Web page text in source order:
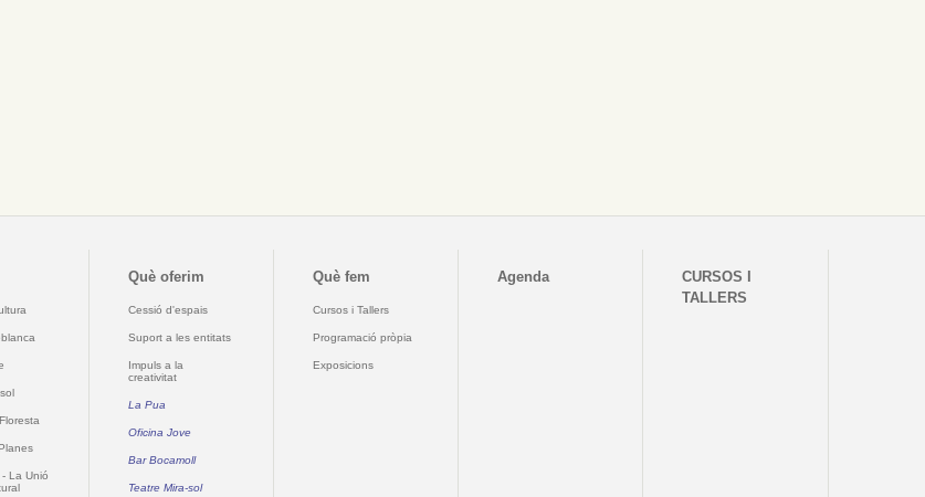
La Unió
Què oferim
Cessió d'espais
Suport a les entitats
Impuls a la
creativitat
La Pua
Oficina Jove
Bar Bocamoll
Teatre Mira-sol
Què fem
Cursos i Tallers
Programació pròpia
Exposicions
Agenda
CURSOS I
TALLERS